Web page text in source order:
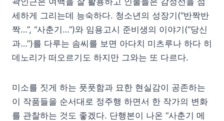
세하게 그리는데 능숙하다. 청소년의 성장기(“반짝반
짝…”, “사춘기…”)와 임용고시 준비생의 이야기(“당신
과…”)를 다루는 솜씨를 보면 아다치 미츠루나 하다 히
데노리가 떠오르기도 하지만 그와는 또 다르다.
미소를 짓게 하는 풋풋함과 묘한 현실감이 공존하는
이 작품들을 순서대로 정주행 하면서 한 작가의 변화
를 관찰하는 것도 좋겠다. 단행본이 나온 “사춘기 메